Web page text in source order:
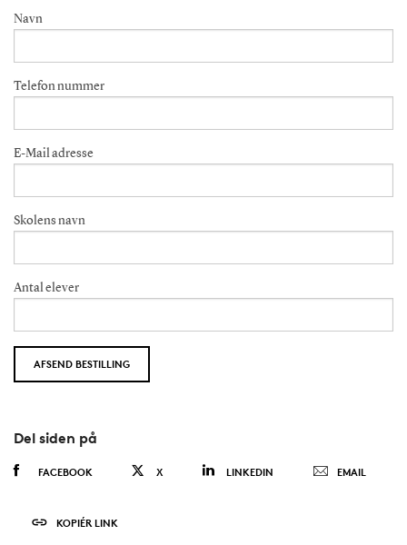
Navn
Telefon nummer
E-Mail adresse
Skolens navn
Antal elever
Del siden på
FACEBOOK X LINKEDIN EMAIL
KOPIÉR LINK